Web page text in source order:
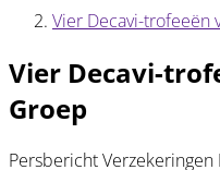
Vier Decavi-trofeeën
Vier Decavi-
Groep
PersberichtVerzekeringen